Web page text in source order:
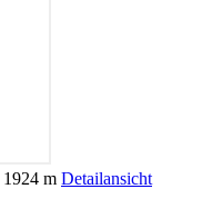
1924 m Detailansicht